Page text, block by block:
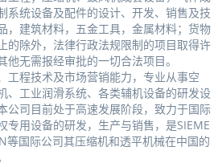
系统设备及配件的设计、开发、销售及技
，建筑材料，五金工具，金属材料；货物
的除外，法律行政法规限制的项目取得许
无需报经审批的一切合法项目。
工程技术及市场营销能力，专业从事空
、工业润滑系统、各类辅机设备的研发设
公司目前处于高速发展阶段，致力于国际
专用设备的研发，生产与销售，是SIEME
国际公司其压缩机和透平机械在中国的